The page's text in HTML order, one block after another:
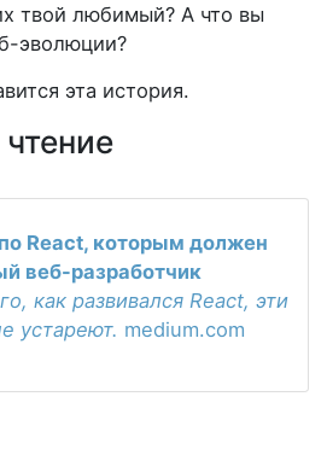
твой любимый? А что вы
эволюции?
эта история.
React, которым должен
веб-разработчик
как развивался React, эти
устареют. medium.com